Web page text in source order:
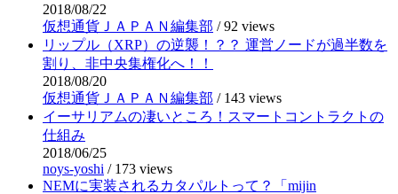
2018/08/22
仮想通貨ＪＡＰＡＮ編集部 /92 views
リップル（XRP）の逆襲！？？ 運営ノードが過半数を
割り、非中央集権化へ！！
2018/08/20
仮想通貨ＪＡＰＡＮ編集部 / 143 views
イーサリアムの凄いところ！スマートコントラクトの
仕組み
2018/06/25
noys-yoshi / 173 views
NEMに実装されるカタパルトって？「mijin